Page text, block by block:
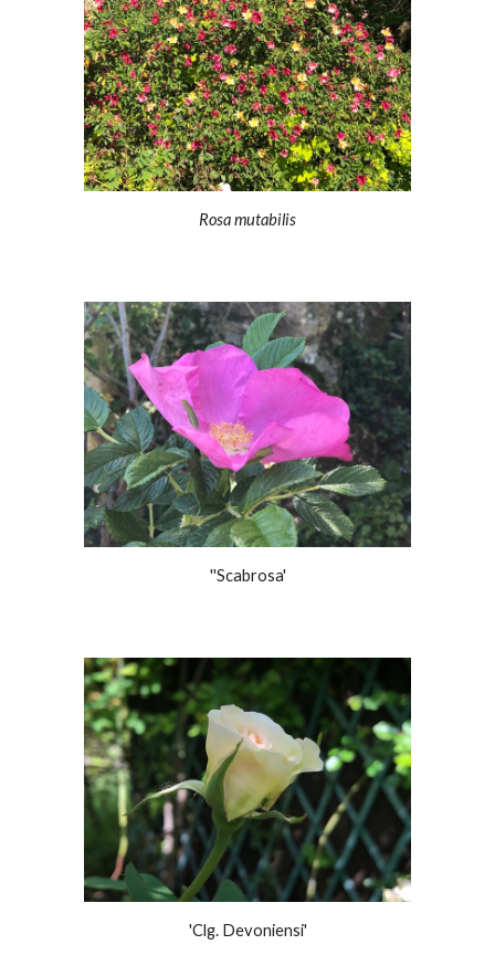
Rosa mutabilis
''Scabrosa'
'Clg. Devoniensi'